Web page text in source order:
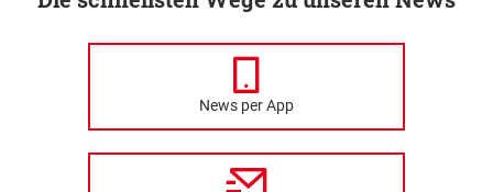
News per App